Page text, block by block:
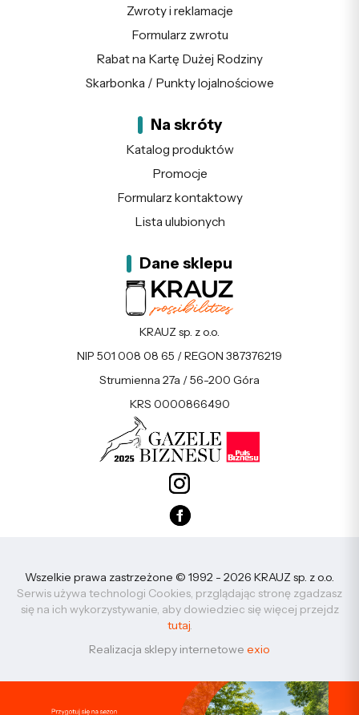
Zwroty i reklamacje
Formularz zwrotu
Rabat na Kartę Dużej Rodziny
Skarbonka / Punkty lojalnościowe
Na skróty
Katalog produktów
Promocje
Formularz kontaktowy
Lista ulubionych
Dane sklepu
KRAUZ sp. z o.o.
NIP 501 008 08 65 / REGON 387376219
Strumienna 27a / 56-200 Góra
KRS 0000866490
Wszelkie prawa zastrzeżone © 1992 - 2026 KRAUZ sp. z o.o.
Serwis używa technologi Cookies, przglądając stronę zgadzasz
się na ich wykorzystywanie, aby dowiedziec się więcej przejdz
tutaj.
Realizacja sklepy internetowe exio